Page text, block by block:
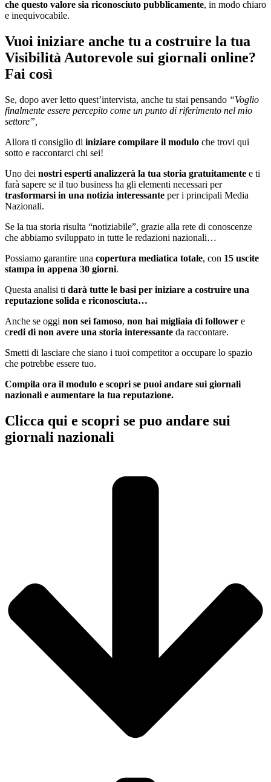
che questo valore sia riconosciuto pubblicamente, in modo chiaro
e inequivocabile.
Vuoi iniziare anche tu a costruire la tua
Visibilità Autorevole sui giornali online?
Fai così
Se, dopo aver letto quest’intervista, anche tu stai pensando “Voglio
finalmente essere percepito come un punto di riferimento nel mio
settore”,
Allora ti consiglio di iniziare compilare il modulo che trovi qui
sotto e raccontarci chi sei!
Uno dei nostri esperti analizzerà la tua storia gratuitamente e ti
farà sapere se il tuo business ha gli elementi necessari per
trasformarsi in una notizia interessante per i principali Media
Nazionali.
Se la tua storia risulta “notiziabile”, grazie alla rete di conoscenze
che abbiamo sviluppato in tutte le redazioni nazionali…
Possiamo garantire una copertura mediatica totale, con 15 uscite
stampa in appena 30 giorni.
Questa analisi ti darà tutte le basi per iniziare a costruire una
reputazione solida e riconosciuta…
Anche se oggi non sei famoso, non hai migliaia di follower e
credi di non avere una storia interessante da raccontare.
Smetti di lasciare che siano i tuoi competitor a occupare lo spazio
che potrebbe essere tuo.
Compila ora il modulo e scopri se puoi andare sui giornali
nazionali e aumentare la tua reputazione.
Clicca qui e scopri se puo andare sui
giornali nazionali